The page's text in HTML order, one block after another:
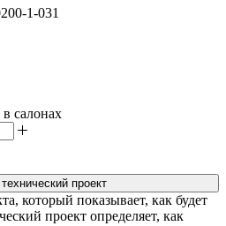
1-031
салонах
проект
который показывает, как будет
проект определяет, как